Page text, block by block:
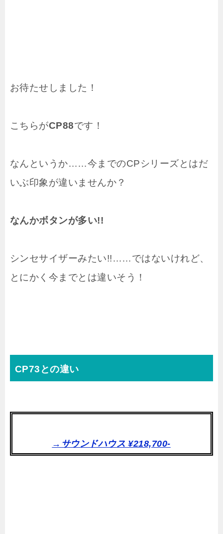
お待たせしました！
こちらがCP88です！
なんというか……今までのCPシリーズとはだ
いぶ印象が違いませんか？
なんかボタンが多い!!
シンセサイザーみたい!!……ではないけれど、
とにかく今までとは違いそう！
CP73との違い
→サウンドハウス ¥218,700-